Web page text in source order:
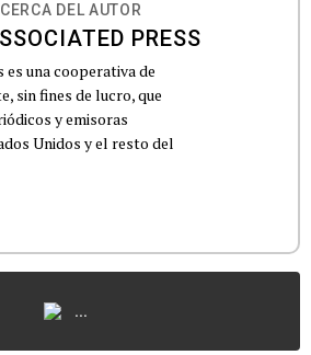
DEL AUTOR
PRESS
una cooperativa de
sin fines de lucro, que
y emisoras
Unidos y el resto del
...